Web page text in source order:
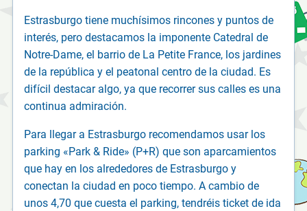
Estrasburgo tiene muchísimos rincones y puntos de
interés, pero destacamos la imponente Catedral de
Notre-Dame, el barrio de La Petite France, los jardines
de la república y el peatonal centro de la ciudad. Es
difícil destacar algo, ya que recorrer sus calles es una
continua admiración.
Para llegar a Estrasburgo recomendamos usar los
parking «Park & Ride» (P+R) que son aparcamientos
que hay en los alrededores de Estrasburgo y
conectan la ciudad en poco tiempo. A cambio de
unos 4,70 que cuesta el parking, tendréis ticket de ida